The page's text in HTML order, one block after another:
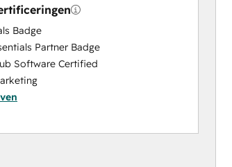
Badge
Partner Badge
Software Certified
Certification